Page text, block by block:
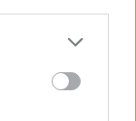
de
d'actualitat.